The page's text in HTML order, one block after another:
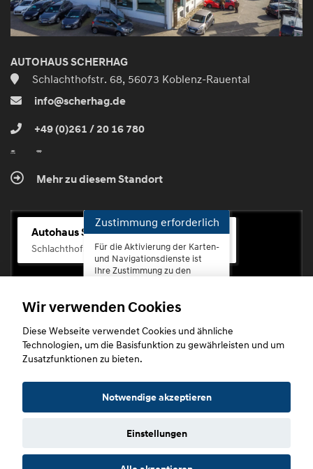
AUTOHAUS SCHERHAG
Schlachthofstr. 68, 56073 Koblenz-Rauental
info@scherhag.de
+49 (0)261 / 20 16 780
Mehr zu diesem Standort
Autohaus Scherhag
Schlachthofstr. 68, 56073 Koblenz-Rauental
Zustimmung erforderlich
Für die Aktivierung der Karten-
und Navigationsdienste ist
Ihre Zustimmung zu den
erforderlich.
Zustimmen
Copyright © 2026. Autohaus Scherhag
Datenschutz Impressum
Wir verwenden Cookies
Diese Webseite verwendet Cookies und ähnliche
Technologien, um die Basisfunktion zu gewährleisten und um
Zusatzfunktionen zu bieten.
Notwendige akzeptieren
Einstellungen